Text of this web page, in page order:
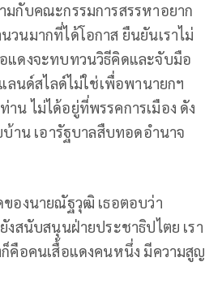
กับคณะกรรมการสรรหาอยาก
นมากที่ได้โอกาส ยืนยันเราไม่
อแดงจะทบทวนวิธีคิดและจับมือ
นด์สไลด์ไม่ใช่เพื่อพานายกฯ
ไม่ได้อยู่ที่พรรคการเมือง ดัง
าน เอารัฐบาลสืบทอดอำนาจ
องนายณัฐวุฒิ เธอตอบว่า
สนับสนุนฝ่ายประชาธิปไตย เรา
ก็คือคนเสื้อแดงคนหนึ่ง มีความสูญ